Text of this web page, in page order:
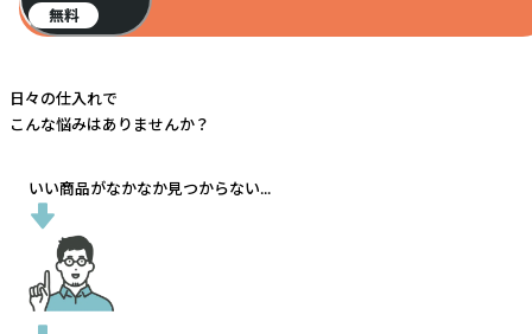
無料
日々の仕入れで
こんな悩みはありませんか？
いい商品がなかなか見つからない...